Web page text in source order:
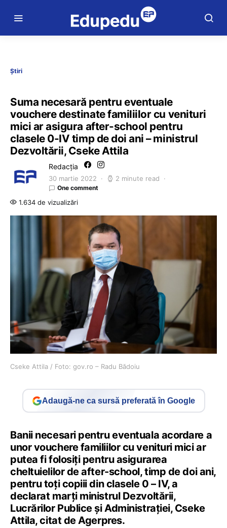
Știri
Suma necesară pentru eventuale
vouchere destinate familiilor cu venituri
mici ar asigura after-school pentru
clasele 0-IV timp de doi ani – ministrul
Dezvoltării, Cseke Attila
Redacția
30 martie 2022 2 minute read
One comment
1.634 de vizualizări
Cseke Attila / Foto: gov.ro – Radu Bădoiu
Adaugă-ne ca sursă preferată în Google
Banii necesari pentru eventuala acordare a
unor vouchere familiilor cu venituri mici ar
putea fi folosiţi pentru asigurarea
cheltuielilor de after-school, timp de doi ani,
pentru toţi copiii din clasele 0 – IV, a
declarat marţi ministrul Dezvoltării,
Lucrărilor Publice şi Administraţiei, Cseke
Attila, citat de Agerpres.